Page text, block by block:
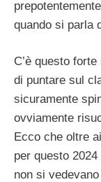
quando si parla
C’è questo
di puntare sul
sicuramente
ovviamente
Ecco che oltre ai
per questo
non si